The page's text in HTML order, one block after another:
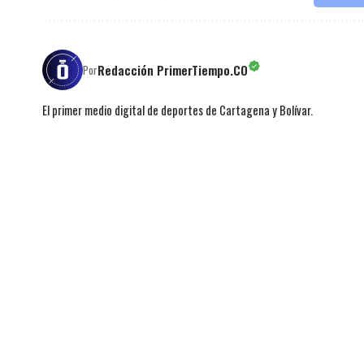
PorRedacción PrimerTiempo.CO
El primer medio digital de deportes de Cartagena y Bolívar.